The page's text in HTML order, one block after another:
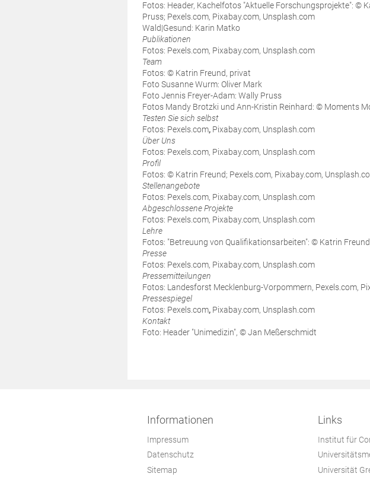
Fotos: Header, Kachelfotos "Aktuelle Forschungsprojekte":
Pruss; Pexels.com, Pixabay.com, Unsplash.com
Wald|Gesund: Karin Matko
Publikationen
Fotos: Pexels.com, Pixabay.com, Unsplash.com
Team
Fotos: © Katrin Freund, privat
Foto Susanne Wurm: Oliver Mark
Foto Jennis Freyer-Adam: Wally Pruss
Fotos Mandy Brotzki und Ann-Kristin Reinhard: © Moments
Testen Sie sich selbst
Fotos: Pexels.com, Pixabay.com, Unsplash.com
Über Uns
Fotos: Pexels.com, Pixabay.com, Unsplash.com
Profil
Fotos: © Katrin Freund; Pexels.com, Pixabay.com,
Stellenangebote
Fotos: Pexels.com, Pixabay.com, Unsplash.com
Abgeschlossene Projekte
Fotos: Pexels.com, Pixabay.com, Unsplash.com
Lehre
Fotos: "Betreuung von Qualifikationsarbeiten": © Katrin
Presse
Fotos: Pexels.com, Pixabay.com, Unsplash.com
Pressemitteilungen
Fotos: Landesforst Mecklenburg-Vorpommern, Pexels.com,
Pressespiegel
Fotos: Pexels.com, Pixabay.com, Unsplash.com
Kontakt
Foto: Header "Unimedizin", © Jan Meßerschmidt
Informationen
Impressum
Datenschutz
Sitemap
Links
Institut für
Universität